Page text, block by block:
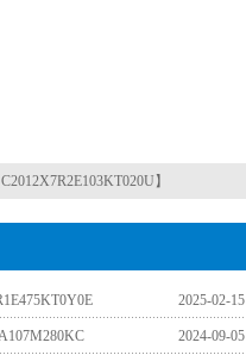
】
2025-02-15
2024-09-05